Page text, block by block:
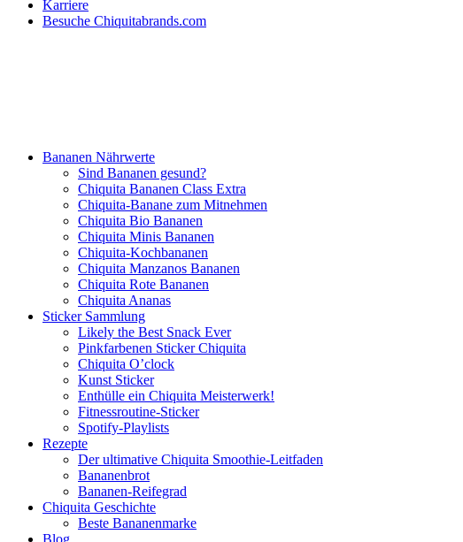
Karriere
Besuche Chiquitabrands.com
Bananen Nährwerte
Sind Bananen gesund?
Chiquita Bananen Class Extra
Chiquita-Banane zum Mitnehmen
Chiquita Bio Bananen
Chiquita Minis Bananen
Chiquita-Kochbananen
Chiquita Manzanos Bananen
Chiquita Rote Bananen
Chiquita Ananas
Sticker Sammlung
Likely the Best Snack Ever
Pinkfarbenen Sticker Chiquita
Chiquita O’clock
Kunst Sticker
Enthülle ein Chiquita Meisterwerk!
Fitnessroutine-Sticker
Spotify-Playlists
Rezepte
Der ultimative Chiquita Smoothie-Leitfaden
Bananenbrot
Bananen-Reifegrad
Chiquita Geschichte
Beste Bananenmarke
Blog